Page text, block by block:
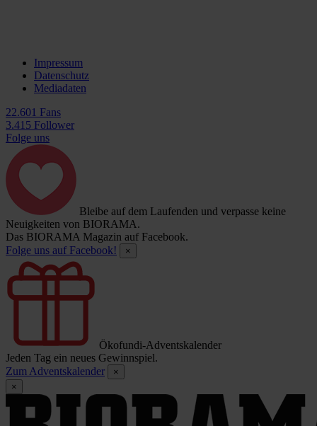
Impressum
Datenschutz
Mediadaten
22.601 Fans
3.415 Follower
Folge uns
Bleibe auf dem Laufenden und verpasse keine
Neuigkeiten von BIORAMA.
Das BIORAMA Magazin auf Facebook.
Folge uns auf Facebook!
×
Ökofundi-Adventskalender
Jeden Tag ein neues Gewinnspiel.
Zum Adventskalender
×
×